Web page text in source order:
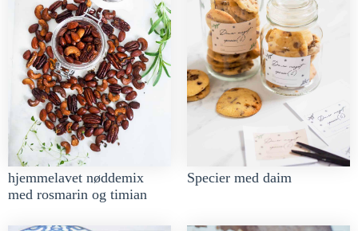
hjemmelavet nøddemix
med rosmarin og timian
Specier med daim